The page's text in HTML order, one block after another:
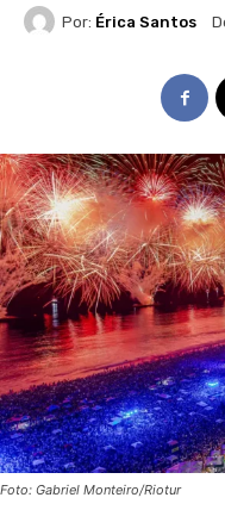
Por: Érica Santos
Foto: Gabriel Monteiro/Riotur